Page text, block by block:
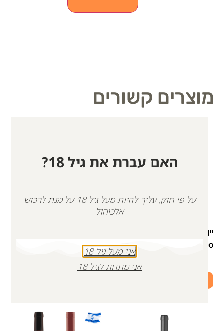
מוצרים קשורים
יין אדום לזכר איתן נאמן | כשר
142.00
222.00
האם עברת את גיל 18?
על פי חוק, עליך להיות מעל גיל 18 על מנת לרכוש
אלכוהול
אני מעל גיל 18
אני מתחת לגיל 18